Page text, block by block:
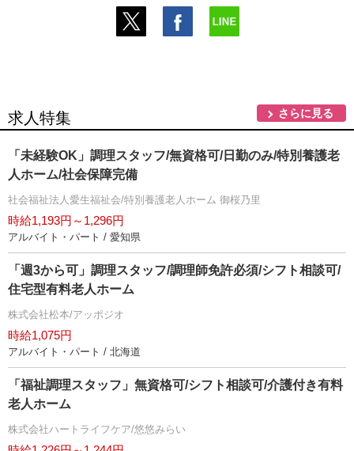
求人特集 さらに見る
「未経験OK」調理スタッフ/無資格可/日勤のみ/特別養護老
人ホーム/社会保障完備
社会福祉法人愛生福祉会/特別養護老人ホーム 御桜乃里
時給1,193円～1,296円
アルバイト・パート / 愛知県
「週3から可」調理スタッフ/調理師免許必須/シフト相談可/
住宅型有料老人ホーム
株式会社松本/アッポジオ
時給1,075円
アルバイト・パート / 北海道
「福祉調理スタッフ」無資格可/シフト相談可/介護付き有料
老人ホーム
株式会社ハートライフケア/悠悠みらい